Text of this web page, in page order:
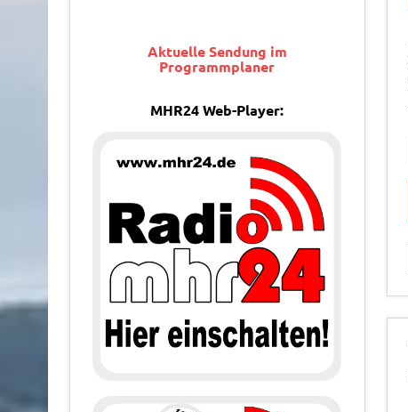
Aktuelle Sendung im
Programmplaner
MHR24 Web-Player: